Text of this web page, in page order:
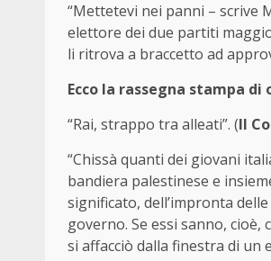
“Mettetevi nei panni – scrive
elettore dei due partiti
li ritrova a braccetto ad
Ecco la rassegna stampa di
“Rai, strappo tra alleati”. (Il
“Chissà quanti dei giovani
bandiera palestinese e
significato, dell’impronta
governo. Se essi sanno,
si affacciò dalla finestra di un